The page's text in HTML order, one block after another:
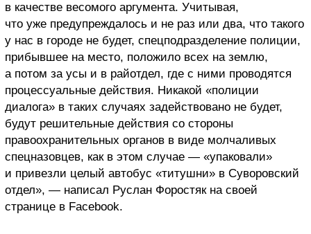
в качестве весомого аргумента. Учитывая,
что уже предупреждалось и не раз или два, что такого
у нас в городе не будет, спецподразделение полиции,
прибывшее на место, положило всех на землю,
а потом за усы и в райотдел, где с ними проводятся
процессуальные действия. Никакой «полиции
диалога» в таких случаях задействовано не будет,
будут решительные действия со стороны
правоохранительных органов в виде молчаливых
спецназовцев, как в этом случае — «упаковали»
и привезли целый автобус «титушни» в Суворовский
отдел», — написал Руслан Форостяк на своей
странице в Facebook.